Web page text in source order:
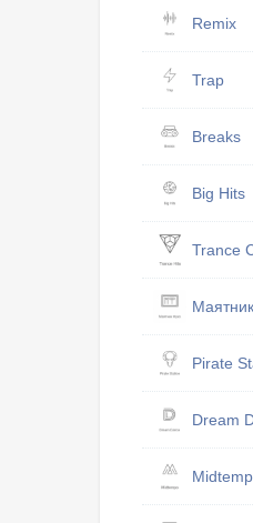
Remix
Trap
Breaks
Big Hits
Trance
Pirate
Dream